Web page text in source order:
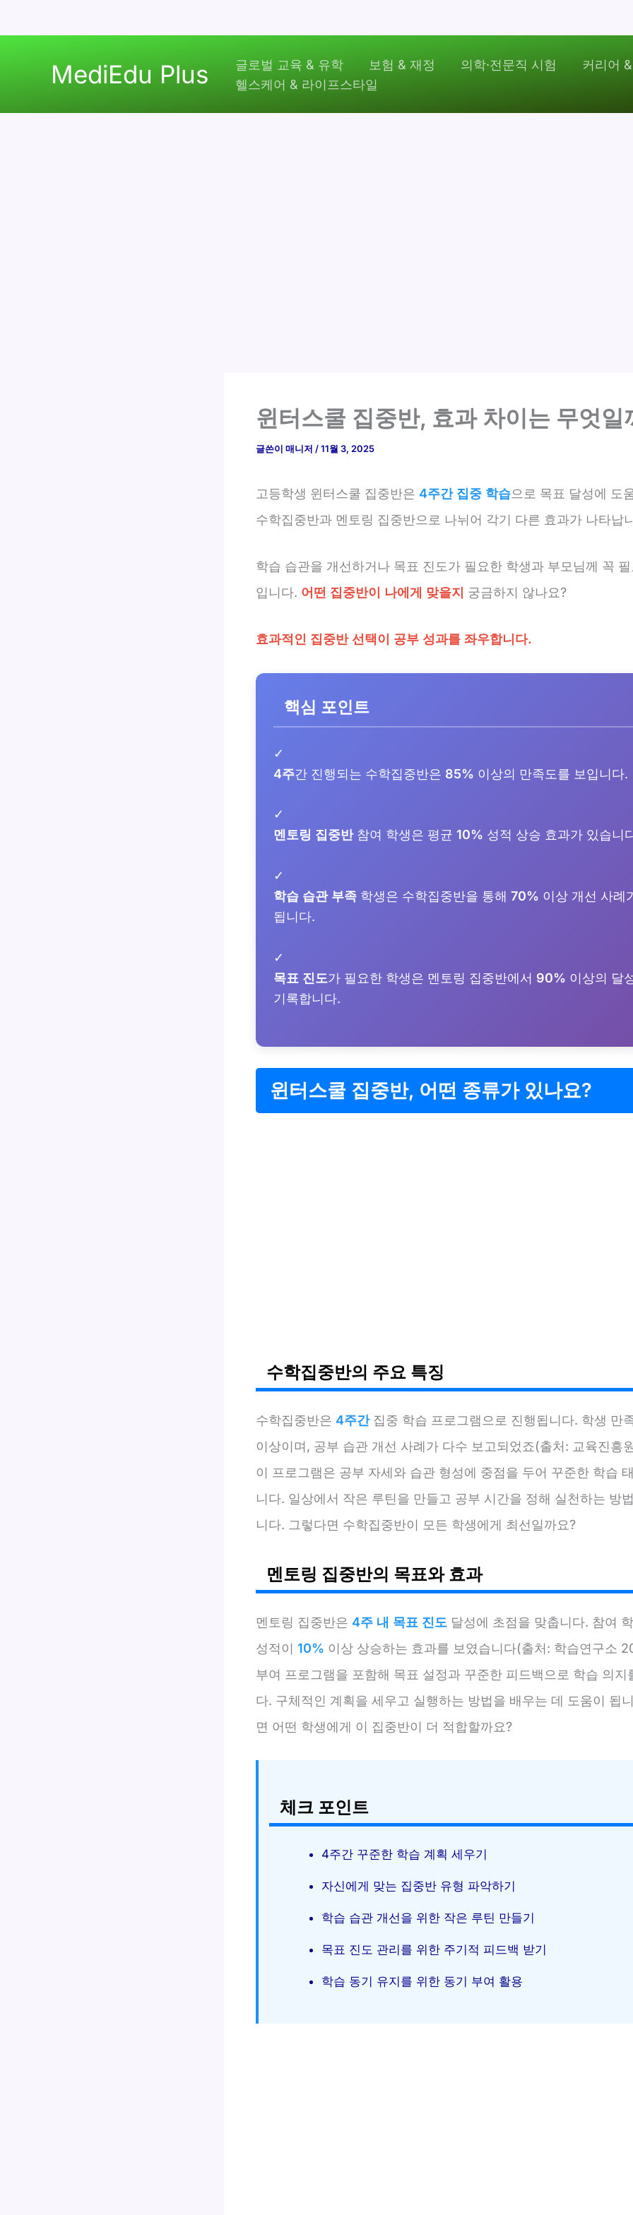
MediEdu Plus 글로벌 교육 & 유학 보험 & 재정 의학·전문직 시험
커리어
헬스케어 & 라이프스타일
윈터스쿨 집중반, 효과 차이는 무엇일
글쓴이 매니저 /11월 3, 2025
고등학생 윈터스쿨 집중반은 4주간 집중 학습으로 목표 달성에 도
수학집중반과 멘토링 집중반으로 나뉘어 각기 다른 효과가 나타납
학습 습관을 개선하거나 목표 진도가 필요한 학생과 부모님께 꼭
입니다. 어떤 집중반이 나에게 맞을지 궁금하지 않나요?
효과적인 집중반 선택이 공부 성과를 좌우합니다.
핵심 포인트
✓
4주간 진행되는 수학집중반은 85% 이상의 만족도를 보입니다.
✓
멘토링 집중반참여 학생은 평균 10% 성적 상승 효과가 있습니
✓
학습 습관 부족 학생은 수학집중반을 통해 70% 이상 개선 사례
됩니다.
✓
목표 진도가 필요한 학생은 멘토링 집중반에서 90% 이상의 달
기록합니다.
윈터스쿨 집중반, 어떤 종류가 있나요?
수학집중반의 주요 특징
수학집중반은 4주간집중 학습 프로그램으로 진행됩니다. 학생 만
이상이며, 공부 습관 개선 사례가 다수 보고되었죠(출처: 교육진흥
이 프로그램은 공부 자세와 습관 형성에 중점을 두어 꾸준한 학습
니다. 일상에서 작은 루틴을 만들고 공부 시간을 정해 실천하는 방
니다. 그렇다면 수학집중반이 모든 학생에게 최선일까요?
멘토링 집중반의 목표와 효과
멘토링 집중반은 4주 내 목표 진도 달성에 초점을 맞춥니다. 참여
성적이 10% 이상 상승하는 효과를 보였습니다(출처: 학습연구소
부여 프로그램을 포함해 목표 설정과 꾸준한 피드백으로 학습 의지
다. 구체적인 계획을 세우고 실행하는 방법을 배우는 데 도움이 됩
면 어떤 학생에게 이 집중반이 더 적합할까요?
체크 포인트
4주간 꾸준한 학습 계획 세우기
자신에게 맞는 집중반 유형 파악하기
학습 습관 개선을 위한 작은 루틴 만들기
목표 진도 관리를 위한 주기적 피드백 받기
학습 동기 유지를 위한 동기 부여 활용